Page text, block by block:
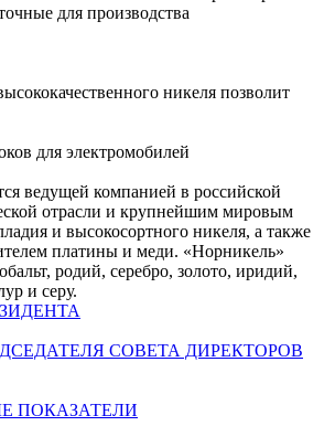
для производства
никеля позволит
для электромобилей
ведущей компанией в российской
отрасли и крупнейшим мировым
и высокосортного никеля, а также
платины и меди. «Норникель»
родий, серебро, золото, иридий,
и серу.
СОВЕТА ДИРЕКТОРОВ
ПОКАЗАТЕЛИ